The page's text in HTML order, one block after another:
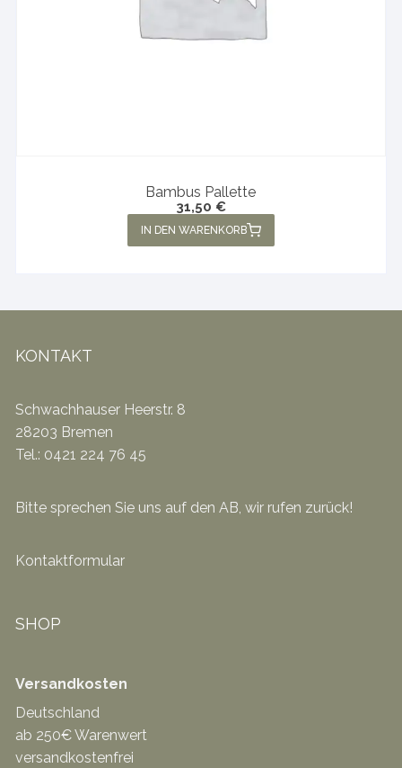
Bambus Pallette
31,50 €
IN DEN WARENKORB
KONTAKT
Schwachhauser Heerstr. 8
28203 Bremen
Tel.: 0421 224 76 45
Bitte sprechen Sie uns auf den AB, wir rufen zurück!
Kontaktformular
SHOP
Versandkosten
Deutschland
ab 250€ Warenwert
versandkostenfrei